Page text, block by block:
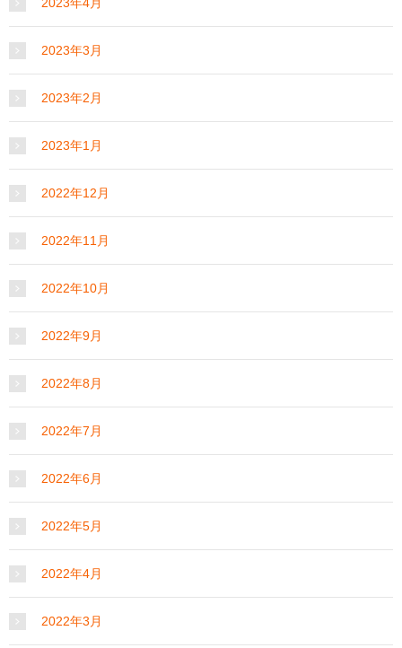
2023年3月
2023年2月
2023年1月
2022年12月
2022年11月
2022年10月
2022年9月
2022年8月
2022年7月
2022年6月
2022年5月
2022年4月
2022年3月